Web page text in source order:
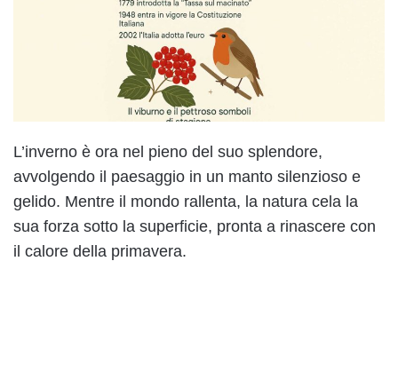
L’inverno è ora nel pieno del suo splendore,
avvolgendo il paesaggio in un manto silenzioso e
gelido. Mentre il mondo rallenta, la natura cela la
sua forza sotto la superficie, pronta a rinascere con
il calore della primavera.